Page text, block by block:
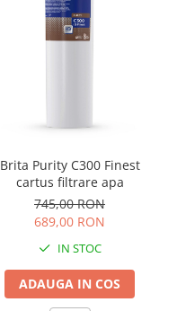
Brita Purity C300 Finest
cartus filtrare apa
745,00 RON
689,00 RON
IN STOC
ADAUGA IN COS